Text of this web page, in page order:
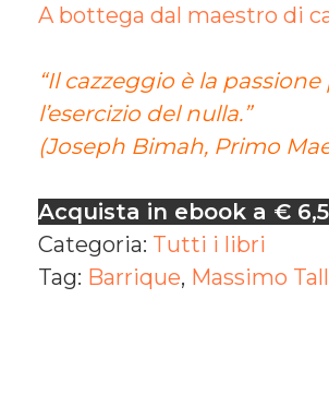
A bottega dal maestro di
“Il cazzeggio è la
l’esercizio del nulla.”
(Joseph Bimah, Primo
Acquista in ebook a €
Categoria: Tutti i libri
Tag: Barrique, Massimo